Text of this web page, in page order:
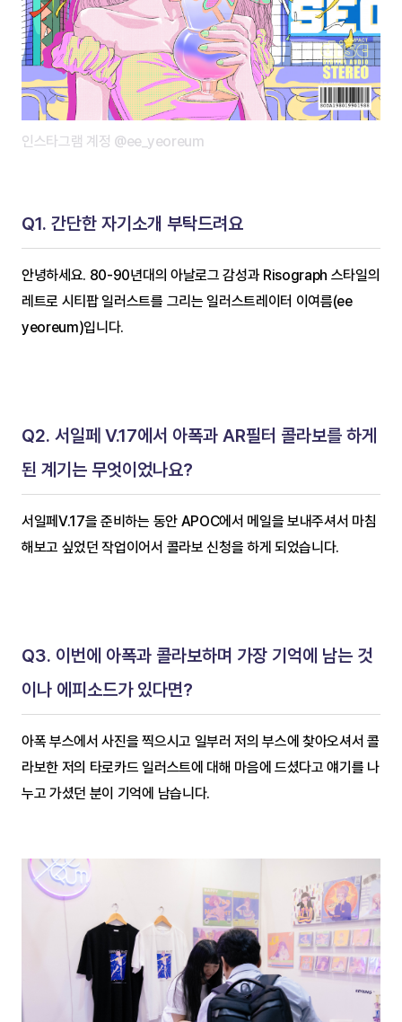
인스타그램 계정 @ee_yeoreum
Q1. 간단한 자기소개 부탁드려요
안녕하세요. 80-90년대의 아날로그 감성과 Risograph 스타일의
레트로 시티팝 일러스트를 그리는 일러스트레이터 이여름(ee
yeoreum)입니다.
Q2. 서일페 V.17에서 아폭과 AR필터 콜라보를 하게
된 계기는 무엇이었나요?
서일페V.17을 준비하는 동안 APOC에서 메일을 보내주셔서 마침
해보고 싶었던 작업이어서 콜라보 신청을 하게 되었습니다.
Q3. 이번에 아폭과 콜라보하며 가장 기억에 남는 것
이나 에피소드가 있다면?
아폭 부스에서 사진을 찍으시고 일부러 저의 부스에 찾아오셔서 콜
라보한 저의 타로카드 일러스트에 대해 마음에 드셨다고 얘기를 나
누고 가셨던 분이 기억에 남습니다.